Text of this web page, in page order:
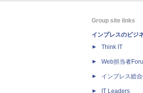
Group site links
インプレスのビジ
Think IT
Web担当者
インプレス総
IT Leaders